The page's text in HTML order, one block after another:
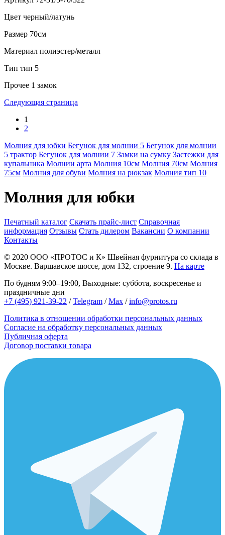
Цвет черный/латунь
Размер 70см
Материал полиэстер/металл
Тип тип 5
Прочее 1 замок
Следующая страница
1
2
Молния для юбки Бегунок для молнии 5 Бегунок для молнии
5 трактор Бегунок для молнии 7 Замки на сумку Застежки для
купальника Молнии арта Молния 10см Молния 70см Молния
75см Молния для обуви Молния на рюкзак Молния тип 10
Молния для юбки
Печатный каталог Скачать прайс-лист Справочная
информация Отзывы Стать дилером Вакансии О компании
Контакты
© 2020 ООО «ПРОТОС и К» Швейная фурнитура со склада в
Москве. Варшавское шоссе, дом 132, строение 9. На карте
По будням 9:00–19:00, Выходные: суббота, воскресенье и
праздничные дни
+7 (495) 921-39-22 /Telegram /Max /info@protos.ru
Политика в отношении обработки персональных данных
Согласие на обработку персональных данных
Публичная оферта
Договор поставки товара